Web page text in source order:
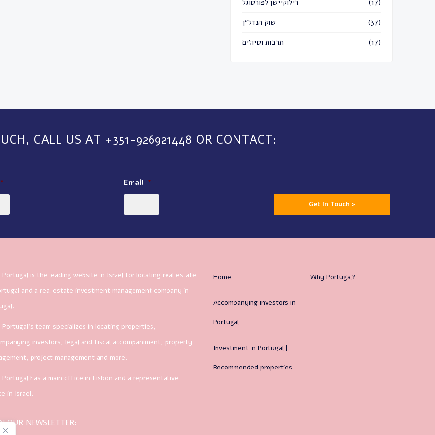
רילוקיישן לפורטוגל (17)
שוק הנדל״ן (37)
תרבות וטיולים (17)
CALL US AT +351-926921448 OR CONTACT:
* Email *
Get In Touch >
Portugal is the leading website in Israel for locating real estate
and a real estate investment management company in
Portugal’s team specializes in locating properties,
investors, legal and fiscal accompaniment, property
project management and more.
Portugal has a main office in Lisbon and a representative
in Israel.
OUR NEWSLETTER:
Home
Accompanying investors in
Portugal
Investment in Portugal |
Recommended properties
Why Portugal?